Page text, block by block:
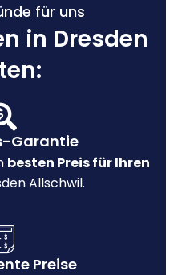
für uns
in Dresden
Garantie
besten Preis für Ihren
Allschwil.
Preise